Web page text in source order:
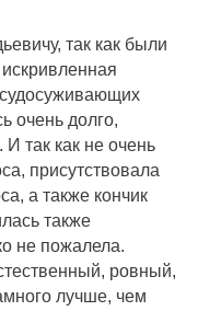
так как были
очень долго,
И так как не очень
присутствовала
а также кончик
также
не пожалела.
ровный,
лучше, чем